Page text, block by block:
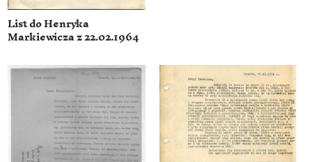
List do Henryka
Markiewicza z 22.02.1964